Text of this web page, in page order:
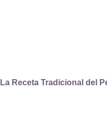
Receta Tradicional del